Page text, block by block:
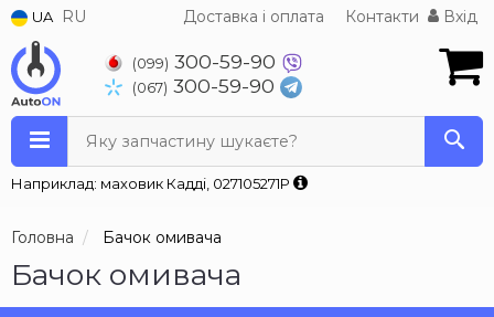
UA RU Доставка і оплата Контакти Вхід
(099) 300-59-90
(067) 300-59-90
Яку запчастину шукаєте?
Наприклад: маховик Кадді, 027105271P
Головна Бачок омивача
Бачок омивача